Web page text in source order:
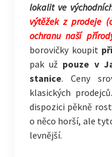
lokalit ve
výtěžek z prodeje
ochranu naší
borovičky koupit
pak už pouze v
stanice. Ceny
klasických
dispozici pěkně
o něco horší, ale
levnější.